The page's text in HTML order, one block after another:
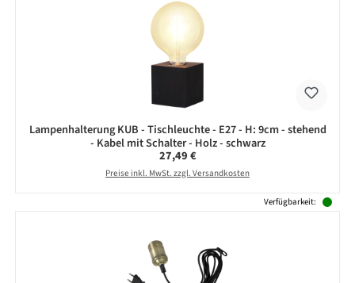
Lampenhalterung KUB - Tischleuchte - E27 - H: 9cm - stehend
- Kabel mit Schalter - Holz - schwarz
Regulärer Preis:
27,49 €
Preise inkl. MwSt. zzgl. Versandkosten
Verfügbarkeit: